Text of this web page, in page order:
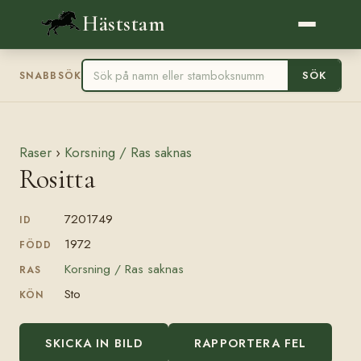
Häststam
SNABBSÖK SÖK
Raser › Korsning / Ras saknas
Rositta
ID 7201749
FÖDD 1972
RAS Korsning / Ras saknas
KÖN Sto
SKICKA IN BILD RAPPORTERA FEL